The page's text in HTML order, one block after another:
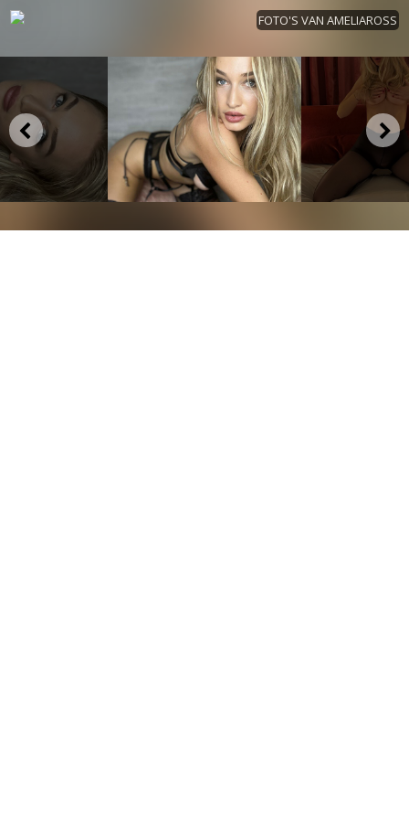
FOTO'S VAN AMELIAROSS